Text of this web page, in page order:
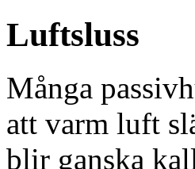
Luftsluss
Många
att varm luft
blir ganska